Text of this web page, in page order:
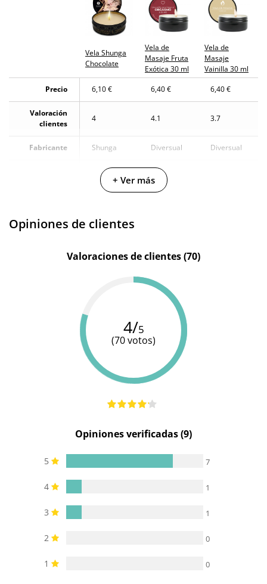
Vela Shunga
Chocolate
Vela de
Masaje Fruta
Exótica 30 ml
Vela de
Masaje
Vainilla 30 ml
Precio
6,10 € 6,40 € 6,40 €
Valoración
clientes
4 4.1 3.7
Fabricante Shunga Diversual Diversual
-
30 ml 30 ml
+ Ver más
Opiniones de clientes
Valoraciones de clientes (70)
4/5
(70 votos)
Opiniones verificadas (9)
5 7
4 1
3 1
2 0
1 0